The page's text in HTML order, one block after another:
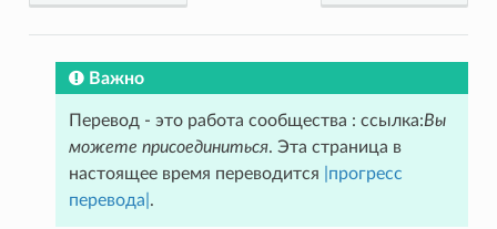
Важно
Перевод - это работа сообщества : ссылка:Вы
можете присоединиться. Эта страница в
настоящее время переводится
|прогресс
перевода| .